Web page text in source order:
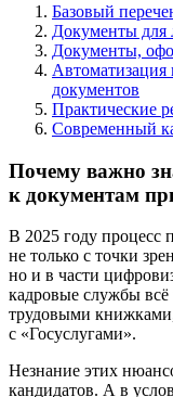
Базовый
Документы для
Документы,
Автоматизация
документов
Практические
Современный
Почему важно
к документам
В 2025 году процесс
не только с точки
но и в части
кадровые службы
трудовыми
с «Госуслугами».
Незнание этих
кандидатов. А в